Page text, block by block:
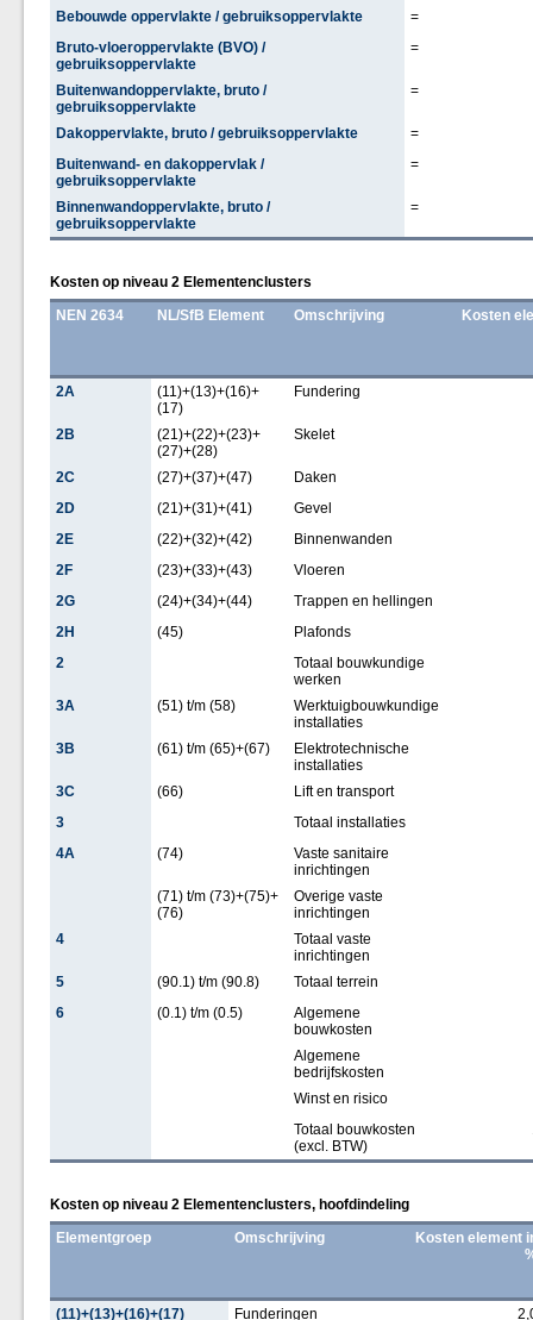
Bebouwde oppervlakte / gebruiksoppervlakte
=
Bruto-vloeroppervlakte (BVO) /
gebruiksoppervlakte
=
Buitenwandoppervlakte, bruto /
gebruiksoppervlakte
=
Dakoppervlakte, bruto / gebruiksoppervlakte
=
Buitenwand- en dakoppervlak /
gebruiksoppervlakte
=
Binnenwandoppervlakte, bruto /
gebruiksoppervlakte
=
Kosten op niveau 2 Elementenclusters
NEN 2634
NL/SfB Element Omschrijving Kosten
2A
(11)+(13)+(16)+
(17)
Fundering
2B
(21)+(22)+(23)+
(27)+(28)
Skelet
2C (27)+(37)+(47)
Daken
2D
(21)+(31)+(41)
Gevel
2E
(22)+(32)+(42)
Binnenwanden
2F
(23)+(33)+(43)
Vloeren
2G
(24)+(34)+(44)
Trappen en hellingen
2H
(45)
Plafonds
2
Totaal bouwkundige
werken
3A
(51) t/m (58)
Werktuigbouwkundige
installaties
3B
(61) t/m (65)+(67)
Elektrotechnische
installaties
3C
(66)
Lift en transport
3
Totaal installaties
4A
(74)
Vaste sanitaire
inrichtingen
(71) t/m (73)+(75)+
(76)
Overige vaste
inrichtingen
4
Totaal vaste
inrichtingen
5
(90.1) t/m (90.8)
Totaal terrein
6
(0.1) t/m (0.5)
Algemene
bouwkosten
Algemene
bedrijfskosten
Winst en risico
Totaal bouwkosten
(excl. BTW)
Kosten op niveau 2 Elementenclusters, hoofdindeling
Elementgroep
Omschrijving
Kosten element
(11)+(13)+(16)+(17) Funderingen